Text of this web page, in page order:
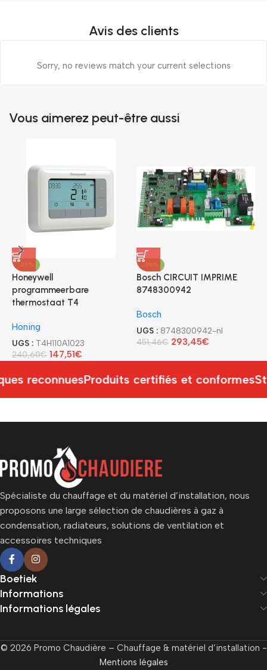
Avis des clients
Sorry, no reviews match your current selections
Vous aimerez peut-être aussi
-39%
Honeywell
programmeerbare
thermostaat T4
Honing
UGS : T4H110A1023
240,60€ 147,51€
-35%
Bosch CIRCUIT IMPRIME
8748300942
Bosch
UGS : 8748300942-nl
451,46€ 293,45€
reconnuesProduits certifiés et conformes
Spécialiste du chauffage et du matériel d’installation, nous
proposons une large sélection de chaudières à gaz à
condensation, radiateurs, solutions de ventilation et
accessoires techniques
Boetiek
Informations
Informations légales
© 2026 Promo Chaudière – Chauffage & matériel d’installation -
Mentions légales